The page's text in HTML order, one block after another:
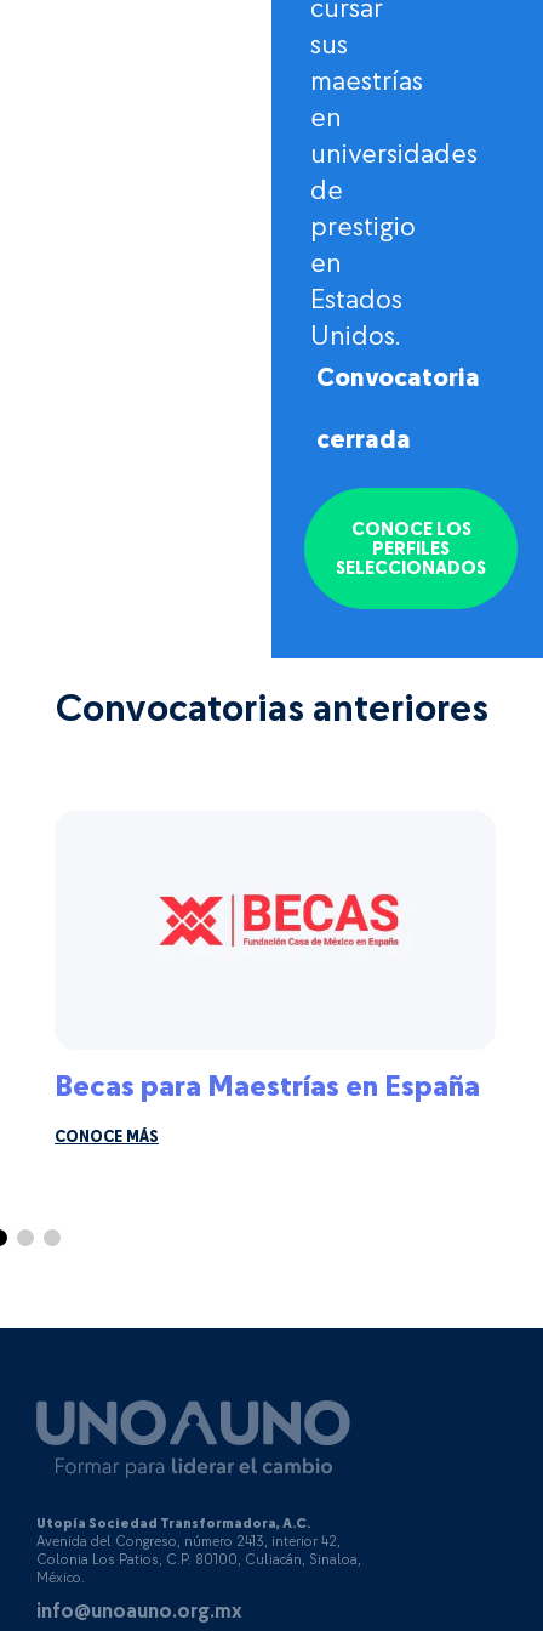
cursar
sus
maestrías
en
universidades
de
prestigio
en
Estados
Unidos.
Convocatoria
cerrada
CONOCE LOS
PERFILES
SELECCIONADOS
Convocatorias anteriores
Becas para Maestrías en España
CONOCE MÁS
Utopía Sociedad Transformadora, A.C.
Avenida del Congreso, número 2413, interior 42,
Colonia Los Patios, C.P. 80100, Culiacán, Sinaloa,
México.
info@unoauno.org.mx